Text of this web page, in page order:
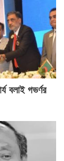
বলাই গভর্ণর